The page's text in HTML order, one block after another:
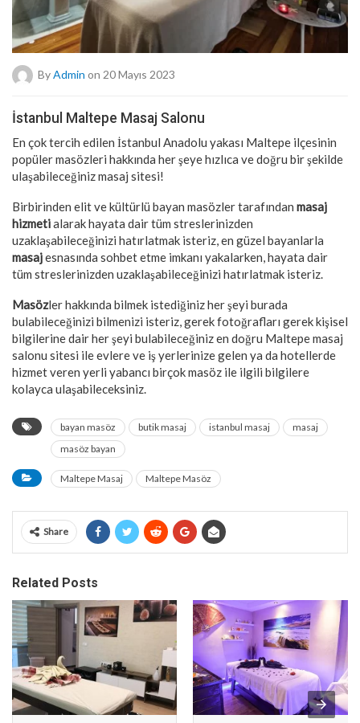
By Admin on 20 Mayıs 2023
İstanbul Maltepe Masaj Salonu
En çok tercih edilen İstanbul Anadolu yakası Maltepe ilçesinin
popüler masözleri hakkında her şeye hızlıca ve doğru bir şekilde
ulaşabileceğiniz masaj sitesi!
Birbirinden elit ve kültürlü bayan masözler tarafından masaj
hizmetialarak hayata dair tüm streslerinizden
uzaklaşabileceğinizi hatırlatmak isteriz, en güzel bayanlarla
masajesnasında sohbet etme imkanı yakalarken, hayata dair
tüm streslerinizden uzaklaşabileceğinizi hatırlatmak isteriz.
Masözler hakkında bilmek istediğiniz her şeyi burada
bulabileceğinizi bilmenizi isteriz, gerek fotoğrafları gerek kişisel
bilgilerine dair her şeyi bulabileceğiniz en doğru Maltepe masaj
salonu sitesi ile evlere ve iş yerlerinize gelen ya da hotellerde
hizmet veren yerli yabancı birçok masöz ile ilgili bilgilere
kolayca ulaşabileceksiniz.
bayan masöz butik masaj istanbul masaj
masaj
masöz bayan
Maltepe Masaj Maltepe Masöz
Share
Related Posts